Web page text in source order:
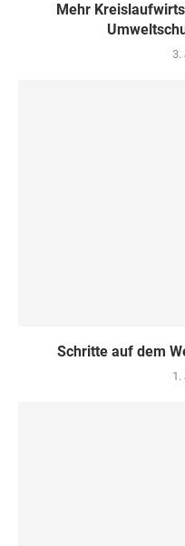
Mehr
3.
Schritte auf dem
1.